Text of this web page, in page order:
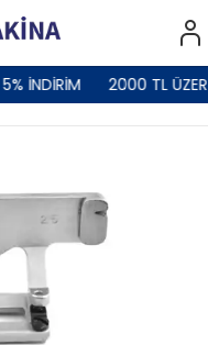
İNDİRİM 2000 TL